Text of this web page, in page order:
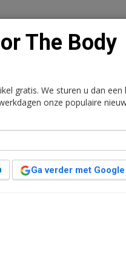
Abonnementen
door middel
The Body
gratis. We sturen u dan een
onze populaire
Ga verder met Google